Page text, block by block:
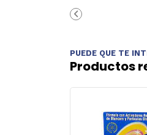
PUEDE QUE TE
Productos